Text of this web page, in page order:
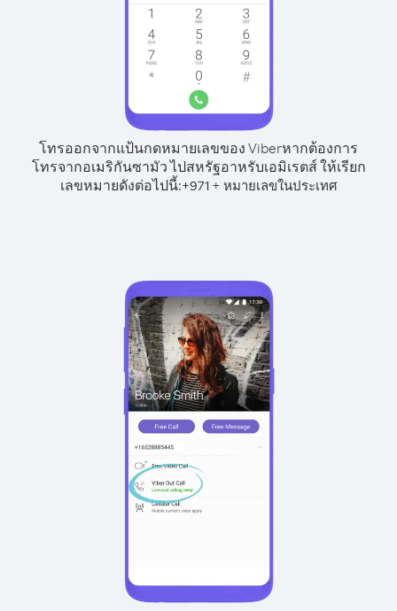
โทรออกจากแป้นกดหมายเลขของ Viberหากต้องการ
โทรจากอเมริกันซามัว ไปสหรัฐอาหรับเอมิเรตส์ ให้เรียก
เลขหมายดังต่อไปนี้:+971+ หมายเลขในประเทศ